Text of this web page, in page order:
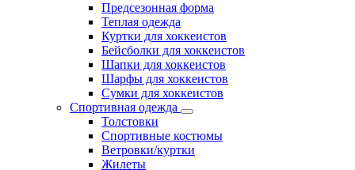
Предсезонная форма
Теплая одежда
Куртки для хоккеистов
Бейсболки для хоккеистов
Шапки для хоккеистов
Шарфы для хоккеистов
Сумки для хоккеистов
Спортивная одежда
Толстовки
Спортивные костюмы
Ветровки/куртки
Жилеты